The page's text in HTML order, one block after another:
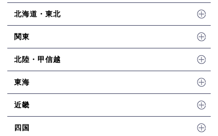
北海道・東北
関東
北陸・甲信越
東海
近畿
四国